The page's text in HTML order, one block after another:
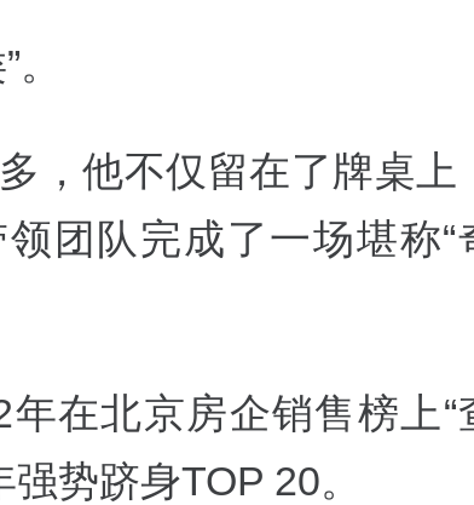
，他不仅留在了牌桌上
团队完成了一场堪称“
在北京房企销售榜上“
势跻身TOP 20。